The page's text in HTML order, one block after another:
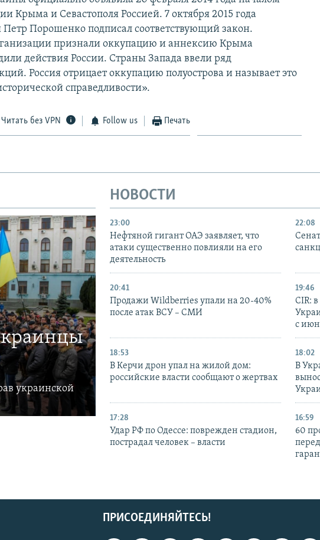
Крыма и Севастополя Россией. 7 октября 2015 года
Порошенко подписал соответствующий закон.
признали оккупацию и аннексию Крыма
действия России. Страны Запада ввели ряд
Россия отрицает оккупацию полуострова и называет это
справедливости».
Читать без VPN Follow us Печать
украинской
НОВОСТИ
23:00
Нефтяной гигант ОАЭ заявляет, что
атаки существенно повлияли на его
деятельность
22:08
20:41
Продажи Wildberries упали на 20-40%
после атак ВСУ – СМИ
19:46
CIR:
с
18:53
В Керчи дрон упал на жилой дом:
российские власти сообщают о жертвах
18:02
В
17:28
Удар РФ по Одессе: поврежден стадион,
пострадал человек – власти
16:59
60
ПРИСОЕДИНЯЙТЕСЬ!